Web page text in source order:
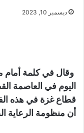
ديسمبر 10, 2023
اليوم في العاصمة
قطاع غزة في هذه
أن منظومة الرعاية